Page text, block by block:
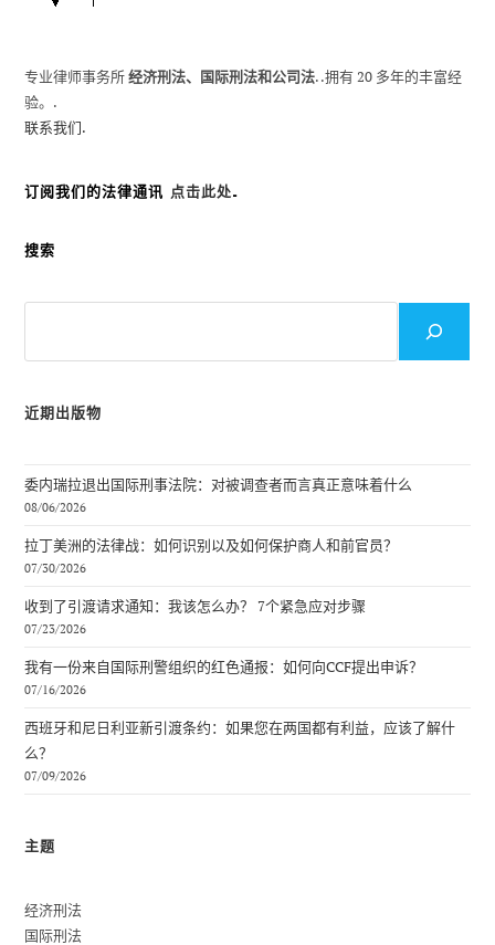
专业律师事务所经济刑法、国际刑法和公司法. .拥有 20 多年的丰富经
验。.
联系我们.
订阅我们的法律通讯 点击此处.
搜索
近期出版物
委内瑞拉退出国际刑事法院：对被调查者而言真正意味着什么
08/06/2026
拉丁美洲的法律战：如何识别以及如何保护商人和前官员？
07/30/2026
收到了引渡请求通知：我该怎么办？ 7个紧急应对步骤
07/23/2026
我有一份来自国际刑警组织的红色通报：如何向CCF提出申诉？
07/16/2026
西班牙和尼日利亚新引渡条约：如果您在两国都有利益，应该了解什
么？
07/09/2026
主题
经济刑法
国际刑法